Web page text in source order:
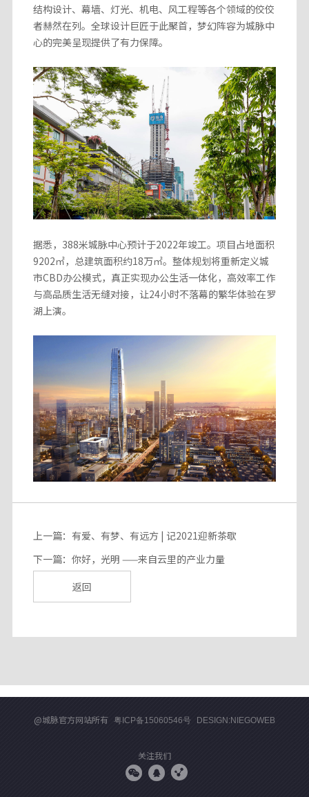
结构设计、幕墙、灯光、机电、风工程等各个领域的佼佼
者赫然在列。全球设计巨匠于此聚首，梦幻阵容为城脉中
心的完美呈现提供了有力保障。
据悉，388米城脉中心预计于2022年竣工。项目占地面积
9202㎡，总建筑面积约18万㎡。整体规划将重新定义城
市CBD办公模式，真正实现办公生活一体化，高效率工作
与高品质生活无缝对接，让24小时不落幕的繁华体验在罗
湖上演。
上一篇：有爱、有梦、有远方 | 记2021迎新茶歇
下一篇：你好，光明 ——来自云里的产业力量
返回
@城脉官方网站所有 粤ICP备15060546号 DESIGN:NIEGOWEB
关注我们